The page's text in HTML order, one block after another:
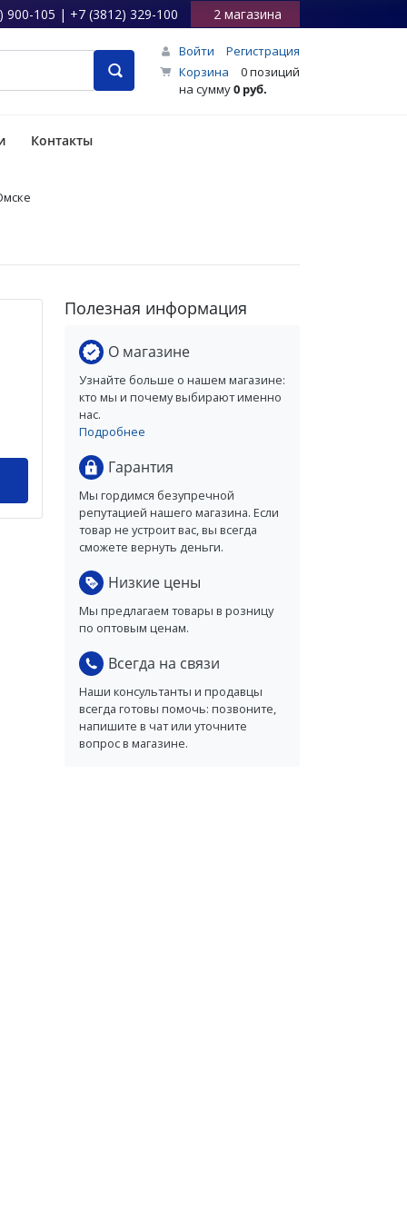
900-105 | +7 (3812) 329-100 2 магазина
Войти
Регистрация
Корзина
0 позиций
на сумму0 руб.
Контакты
Полезная информация
О магазине
Узнайте больше о нашем магазине:
кто мы и почему выбирают именно
нас.
Подробнее
Гарантия
Мы гордимся безупречной
репутацией нашего магазина. Если
товар не устроит вас, вы всегда
сможете вернуть деньги.
Низкие цены
Мы предлагаем товары в розницу
по оптовым ценам.
Всегда на связи
Наши консультанты и продавцы
всегда готовы помочь: позвоните,
напишите в чат или уточните
вопрос в магазине.